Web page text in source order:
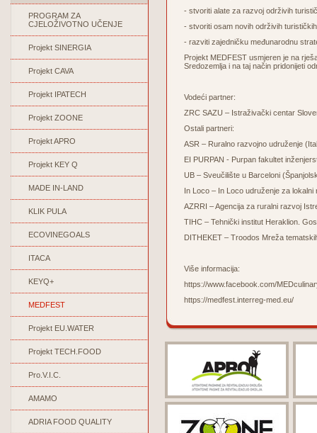
PROGRAM ZA
CJELOŽIVOTNO UČENJE
Projekt SINERGIA
Projekt CAVA
Projekt IPATECH
Projekt ZOONE
Projekt APRO
Projekt KEY Q
MADE IN-LAND
KLIK PULA
ECOVINEGOALS
ITACA
KEYQ+
MEDFEST
Projekt EU.WATER
Projekt TECH.FOOD
Pro.V.I.C.
AMAMO
ADRIA FOOD QUALITY
- stvoriti alate za razvoj održivih
- stvoriti osam novih održivih
- razviti zajedničku međunarodnu
Projekt MEDFEST usmjeren je na
Sredozemlja i na taj način pridonijeti
Vodeći partner:
ZRC SAZU – Istraživački centar
Ostali partneri:
ASR – Ruralno razvojno udruženje
EI PURPAN - Purpan fakultet
UB – Sveučilište u Barceloni
In Loco – In Loco udruženje za
AZRRI – Agencija za ruralni razvoj
TIHC – Tehnički institut Heraklion.
DITHEKET – Troodos Mreža
Više informacija:
https://www.facebook.com/
https://medfest.interreg-med.eu/